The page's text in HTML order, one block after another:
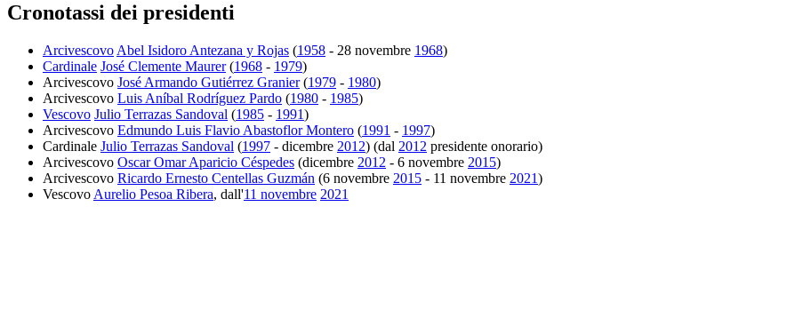
Cronotassi dei presidenti
Arcivescovo Abel Isidoro Antezana y Rojas (1958 - 28 novembre 1968)
Cardinale José Clemente Maurer(1968 - 1979)
Arcivescovo José Armando Gutiérrez Granier(1979 - 1980)
Arcivescovo Luis Aníbal Rodríguez Pardo (1980 - 1985)
Vescovo Julio Terrazas Sandoval (1985 - 1991)
Arcivescovo Edmundo Luis Flavio Abastoflor Montero (1991 - 1997)
Cardinale Julio Terrazas Sandoval (1997 - dicembre 2012) (dal 2012 presidente onorario)
Arcivescovo Oscar Omar Aparicio Céspedes (dicembre 2012 - 6 novembre 2015)
Arcivescovo Ricardo Ernesto Centellas Guzmán (6 novembre 2015 - 11 novembre 2021)
Vescovo Aurelio Pesoa Ribera, dall'11 novembre 2021